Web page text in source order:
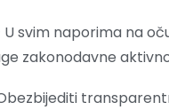
svim naporima na
zakonodavne